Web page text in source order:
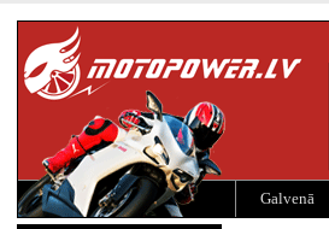
Galvenā